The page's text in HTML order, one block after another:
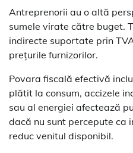
Antreprenorii au o altă
sumele virate către buget.
indirecte suportate prin
prețurile furnizorilor.
Povara fiscală efectivă
plătit la consum, accizele
sau al energiei afectează
dacă nu sunt percepute ca
reduc venitul disponibil.